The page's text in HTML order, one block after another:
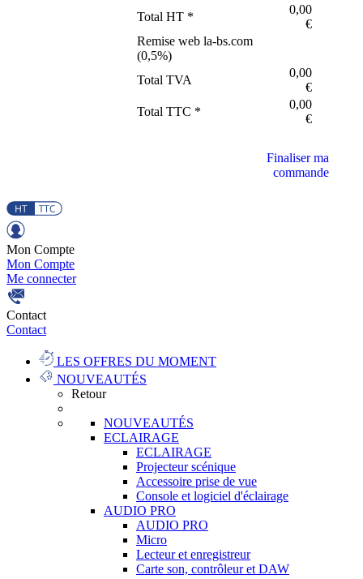
Total HT *
0,00
€
Remise web la-bs.com
(0,5%)
Total TVA
0,00
€
Total TTC *
0,00
€
Finaliser ma
commande
Mon Compte
Mon Compte
Me connecter
Contact
Contact
LES OFFRES DU MOMENT
NOUVEAUTÉS
Retour
NOUVEAUTÉS
ECLAIRAGE
ECLAIRAGE
Projecteur scénique
Accessoire prise de vue
Console et logiciel d'éclairage
AUDIO PRO
AUDIO PRO
Micro
Lecteur et enregistreur
Carte son, contrôleur et DAW